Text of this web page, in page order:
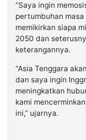
“Saya ingin
pertumbuhan
memikirkan siapa
2050 dan
keterangannya.
“Asia Tenggara
dan saya ingin
meningkatkan
kami
ini,” ujarnya.